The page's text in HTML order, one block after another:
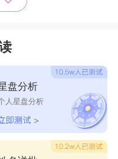
姝元
馥唯
若慧
唯芷
滢冰
问兮
盘分析
人星盘分析